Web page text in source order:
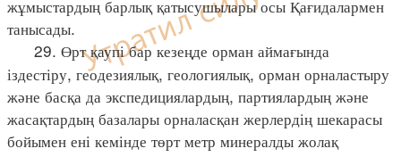
жұмыстардың барлық қатысушылары осы Қағидалармен
танысады.
29. Өрт қаупі бар кезеңде орман аймағында
іздестіру, геодезиялық, геологиялық, орман орналастыру
және басқа да экспедициялардың, партиялардың және
жасақтардың базалары орналасқан жерлердің шекарасы
бойымен ені кемінде төрт метр минералды жолақ